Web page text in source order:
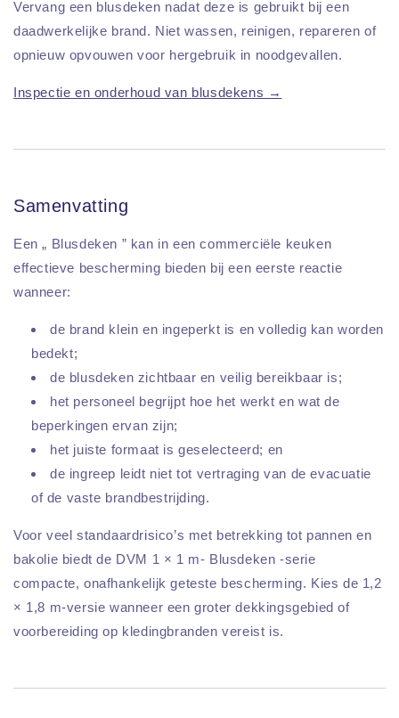
Vervang een blusdeken nadat deze is gebruikt bij een
daadwerkelijke brand. Niet wassen, reinigen, repareren of
opnieuw opvouwen voor hergebruik in noodgevallen.
Inspectie en onderhoud van blusdekens →
Samenvatting
Een „ Blusdeken ” kan in een commerciële keuken
effectieve bescherming bieden bij een eerste reactie
wanneer:
de brand klein en ingeperkt is en volledig kan worden
bedekt;
de blusdeken zichtbaar en veilig bereikbaar is;
het personeel begrijpt hoe het werkt en wat de
beperkingen ervan zijn;
het juiste formaat is geselecteerd; en
de ingreep leidt niet tot vertraging van de evacuatie
of de vaste brandbestrijding.
Voor veel standaardrisico’s met betrekking tot pannen en
bakolie biedt de DVM 1 × 1 m- Blusdeken -serie
compacte, onafhankelijk geteste bescherming. Kies de 1,2
× 1,8 m-versie wanneer een groter dekkingsgebied of
voorbereiding op kledingbranden vereist is.